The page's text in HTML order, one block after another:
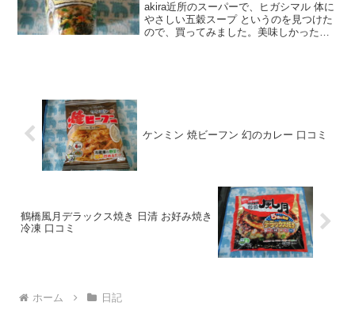
akira近所のスーパーで、ヒガシマル 体に
やさしい五穀スープ というのを見つけた
ので、買ってみました。美味しかったの
ケンミン 焼ビーフン 幻のカレー 口コミ
鶴橋風月デラックス焼き 日清 お好み焼き
冷凍 口コミ
ホーム 日記